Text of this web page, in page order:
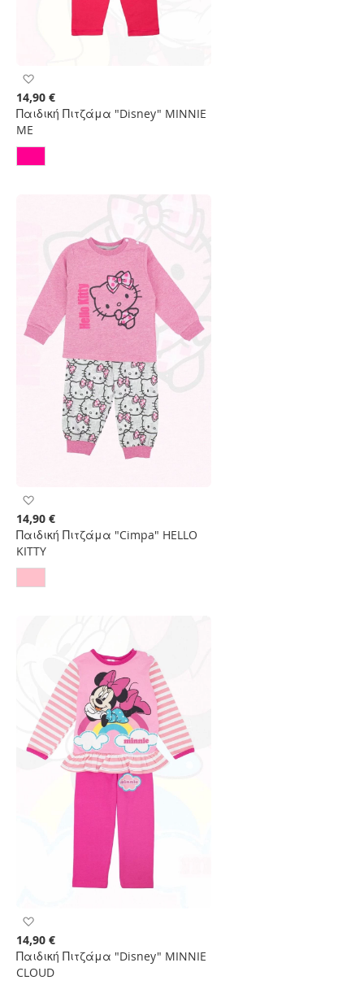
στη
Λίστα
Επιθυμιών
Παιδική Πιτζάμα "Disney" MINNIE
ME
14,90 €
στη
Λίστα
Επιθυμιών
Παιδική Πιτζάμα "Cimpa" HELLO
KITTY
14,90 €
στη
Λίστα
Επιθυμιών
Παιδική Πιτζάμα "Disney" MINNIE
CLOUD
14,90 €